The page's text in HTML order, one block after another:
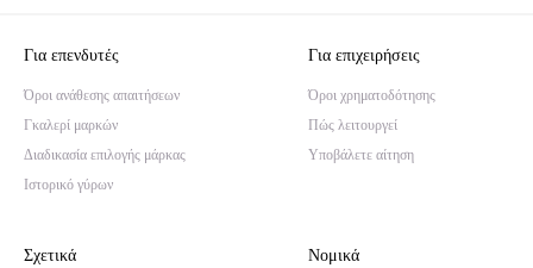
Για επενδυτές
Όροι ανάθεσης απαιτήσεων
Γκαλερί μαρκών
Διαδικασία επιλογής μάρκας
Ιστορικό γύρων
Για επιχειρήσεις
Όροι χρηματοδότησης
Πώς λειτουργεί
Υποβάλετε αίτηση
Σχετικά Νομικά